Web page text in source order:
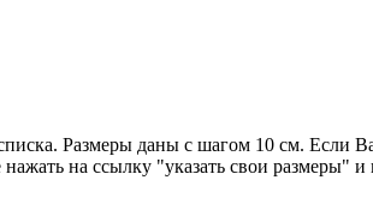
Размеры даны с шагом 10 см. Если
на ссылку "указать свои размеры"